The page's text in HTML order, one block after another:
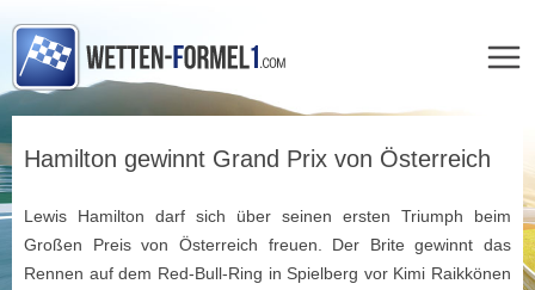
springen
Hamilton gewinnt Grand Prix von Österreich
Lewis Hamilton darf sich über seinen ersten Triumph beim
Großen Preis von Österreich freuen. Der Brite gewinnt das
Rennen auf dem Red-Bull-Ring in Spielberg vor Kimi Raikkönen